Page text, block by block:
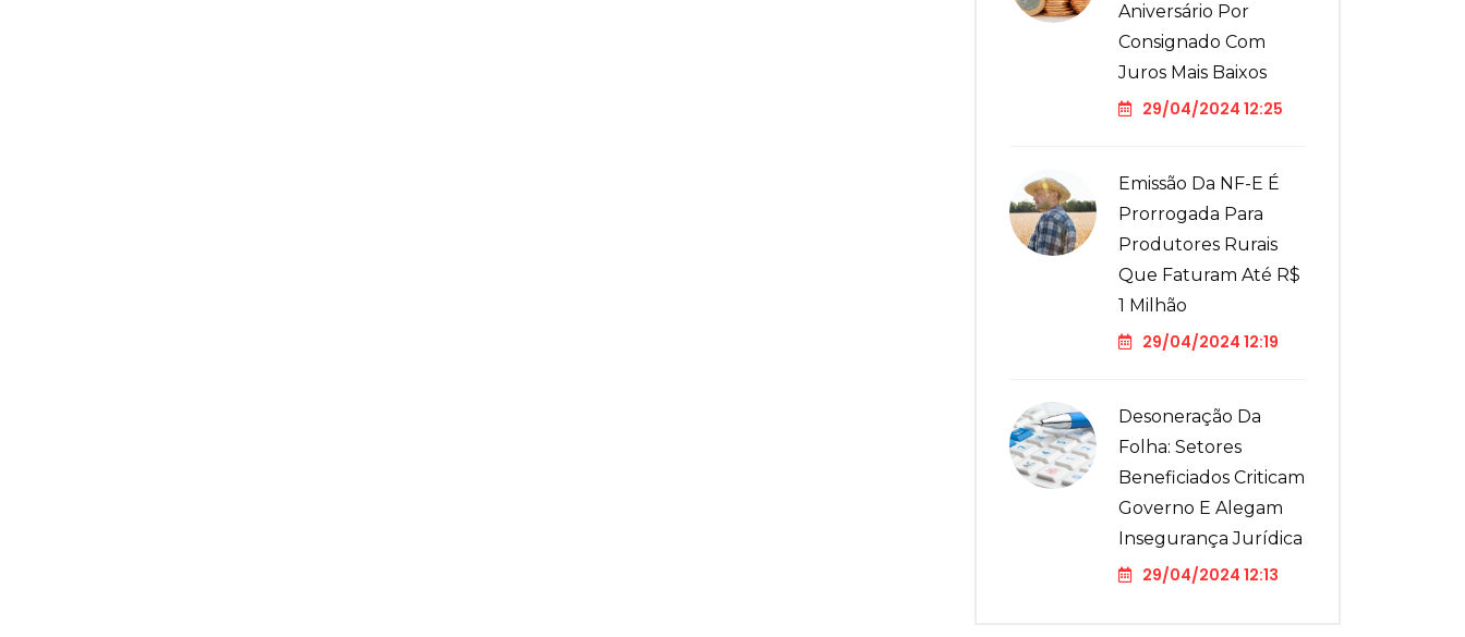
Aniversário Por
Consignado Com
Juros Mais Baixos
29/04/2024 12:25
Emissão Da NF-E É
Prorrogada Para
Produtores Rurais
Que Faturam Até R$
1 Milhão
29/04/2024 12:19
Desoneração Da
Folha: Setores
Beneficiados Criticam
Governo E Alegam
Insegurança Jurídica
29/04/2024 12:13